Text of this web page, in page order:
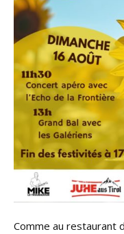
Comme au restaurant